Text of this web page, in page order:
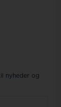
nyheder og